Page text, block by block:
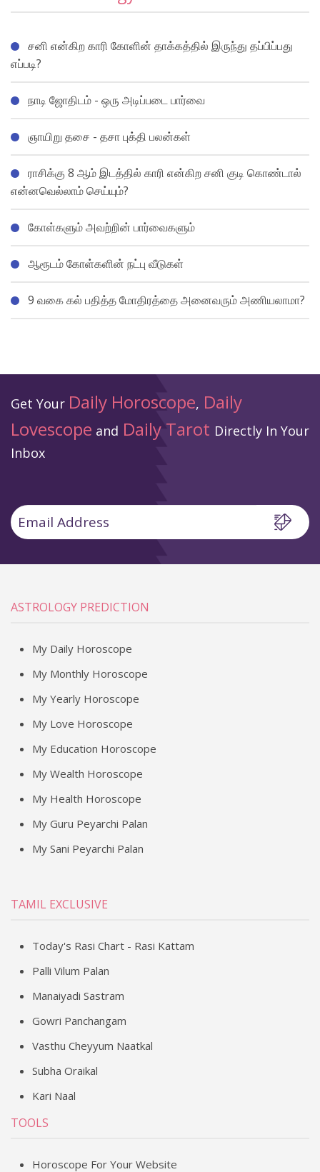
சனி என்கிற காரி கோளின் தாக்கத்தில் இருந்து தப்பிப்பது
எப்படி?
நாடி ஜோதிடம் - ஒரு அடிப்படை பார்வை
ஞாயிறு தசை - தசா புக்தி பலன்கள்
ராசிக்கு 8 ஆம் இடத்தில் காரி என்கிற சனி குடி கொண்டால்
என்னவெல்லாம் செய்யும்?
கோள்களும் அவற்றின் பார்வைகளும்
ஆரூடம் கோள்களின் நட்பு வீடுகள்
9 வகை கல் பதித்த மோதிரத்தை அனைவரும் அணியலாமா?
Get Your Daily Horoscope, Daily
Lovescope and Daily Tarot Directly In Your
Inbox
ASTROLOGY PREDICTION
My Daily Horoscope
My Monthly Horoscope
My Yearly Horoscope
My Love Horoscope
My Education Horoscope
My Wealth Horoscope
My Health Horoscope
My Guru Peyarchi Palan
My Sani Peyarchi Palan
TAMIL EXCLUSIVE
Today's Rasi Chart - Rasi Kattam
Palli Vilum Palan
Manaiyadi Sastram
Gowri Panchangam
Vasthu Cheyyum Naatkal
Subha Oraikal
Kari Naal
TOOLS
Horoscope For Your Website